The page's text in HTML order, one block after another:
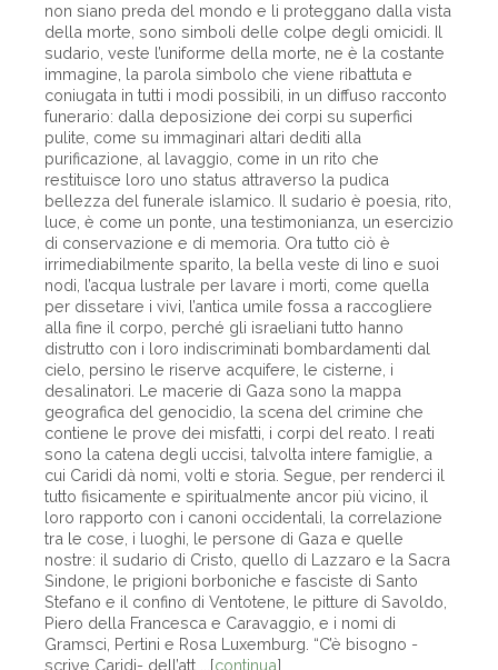
non siano preda del mondo e li proteggano dalla vista
della morte, sono simboli delle colpe degli omicidi. Il
sudario, veste l’uniforme della morte, ne è la costante
immagine, la parola simbolo che viene ribattuta e
coniugata in tutti i modi possibili, in un diffuso racconto
funerario: dalla deposizione dei corpi su superfici
pulite, come su immaginari altari dediti alla
purificazione, al lavaggio, come in un rito che
restituisce loro uno status attraverso la pudica
bellezza del funerale islamico. Il sudario è poesia, rito,
luce, è come un ponte, una testimonianza, un esercizio
di conservazione e di memoria. Ora tutto ciò è
irrimediabilmente sparito, la bella veste di lino e suoi
nodi, l’acqua lustrale per lavare i morti, come quella
per dissetare i vivi, l’antica umile fossa a raccogliere
alla fine il corpo, perché gli israeliani tutto hanno
distrutto con i loro indiscriminati bombardamenti dal
cielo, persino le riserve acquifere, le cisterne, i
desalinatori. Le macerie di Gaza sono la mappa
geografica del genocidio, la scena del crimine che
contiene le prove dei misfatti, i corpi del reato. I reati
sono la catena degli uccisi, talvolta intere famiglie, a
cui Caridi dà nomi, volti e storia. Segue, per renderci il
tutto fisicamente e spiritualmente ancor più vicino, il
loro rapporto con i canoni occidentali, la correlazione
tra le cose, i luoghi, le persone di Gaza e quelle
nostre: il sudario di Cristo, quello di Lazzaro e la Sacra
Sindone, le prigioni borboniche e fasciste di Santo
Stefano e il confino di Ventotene, le pitture di Savoldo,
Piero della Francesca e Caravaggio, e i nomi di
Gramsci, Pertini e Rosa Luxemburg. “C’è bisogno -
scrive Caridi- dell’att ...[continua]